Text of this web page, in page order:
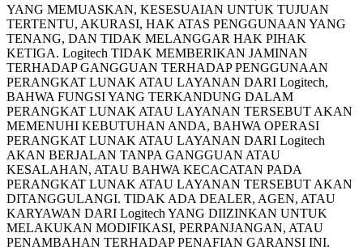
YANG MEMUASKAN, KESESUAIAN UNTUK TUJUAN
TERTENTU, AKURASI, HAK ATAS PENGGUNAAN YANG
TENANG, DAN TIDAK MELANGGAR HAK PIHAK
KETIGA. Logitech TIDAK MEMBERIKAN JAMINAN
TERHADAP GANGGUAN TERHADAP PENGGUNAAN
PERANGKAT LUNAK ATAU LAYANAN DARI Logitech,
BAHWA FUNGSI YANG TERKANDUNG DALAM
PERANGKAT LUNAK ATAU LAYANAN TERSEBUT AKAN
MEMENUHI KEBUTUHAN ANDA, BAHWA OPERASI
PERANGKAT LUNAK ATAU LAYANAN DARI Logitech
AKAN BERJALAN TANPA GANGGUAN ATAU
KESALAHAN, ATAU BAHWA KECACATAN PADA
PERANGKAT LUNAK ATAU LAYANAN TERSEBUT AKAN
DITANGGULANGI. TIDAK ADA DEALER, AGEN, ATAU
KARYAWAN DARI Logitech YANG DIIZINKAN UNTUK
MELAKUKAN MODIFIKASI, PERPANJANGAN, ATAU
PENAMBAHAN TERHADAP PENAFIAN GARANSI INI.